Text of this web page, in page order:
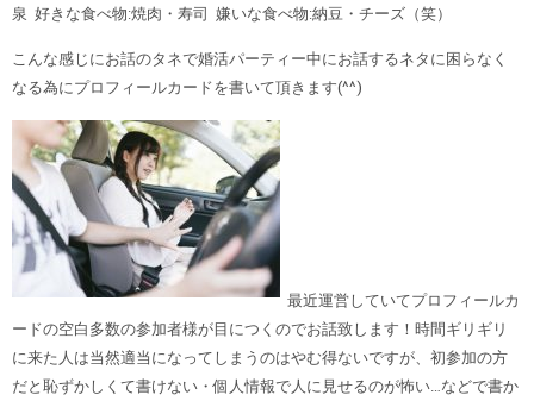
泉 好きな食べ物:焼肉・寿司 嫌いな食べ物:納豆・チーズ（笑）
こんな感じにお話のタネで婚活パーティー中にお話するネタに困らなく
なる為にプロフィールカードを書いて頂きます(^^)
最近運営していてプロフィールカ
ードの空白多数の参加者様が目につくのでお話致します！時間ギリギリ
に来た人は当然適当になってしまうのはやむ得ないですが、初参加の方
だと恥ずかしくて書けない・個人情報で人に見せるのが怖い…などで書か